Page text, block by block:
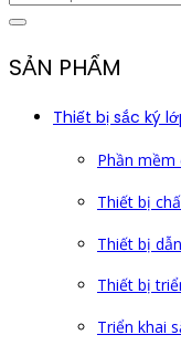
SẢN PHẨM
Thiết bị sắc ký
Phần mềm
Thiết bị
Thiết bị
Thiết bị
Triển khai